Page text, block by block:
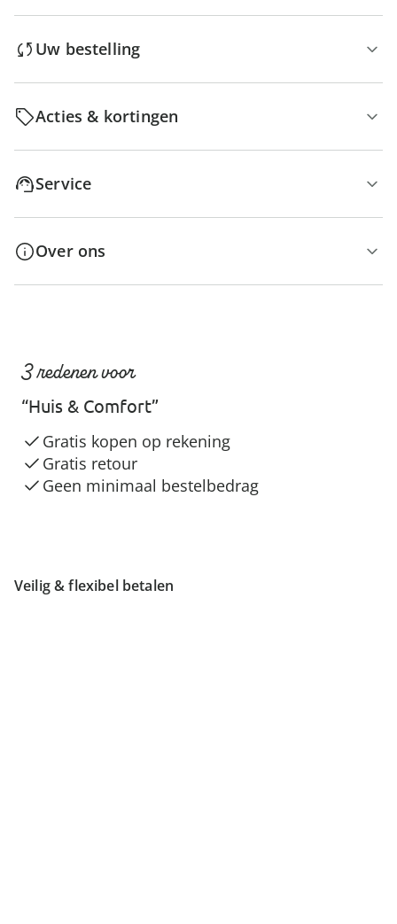
Uw bestelling
Acties & kortingen
Service
Over ons
Veilig & flexibel betalen
3 redenen voor
“Huis & Comfort”
Gratis kopen op rekening
Gratis retour
Geen minimaal bestelbedrag